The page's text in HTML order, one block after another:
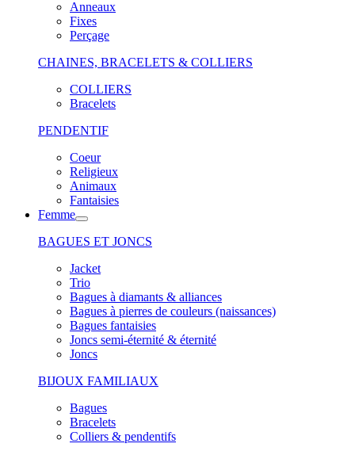
Anneaux
Fixes
Perçage
CHAINES, BRACELETS & COLLIERS
COLLIERS
Bracelets
PENDENTIF
Coeur
Religieux
Animaux
Fantaisies
Femme
BAGUES ET JONCS
Jacket
Trio
Bagues à diamants & alliances
Bagues à pierres de couleurs (naissances)
Bagues fantaisies
Joncs semi-éternité & éternité
Joncs
BIJOUX FAMILIAUX
Bagues
Bracelets
Colliers & pendentifs